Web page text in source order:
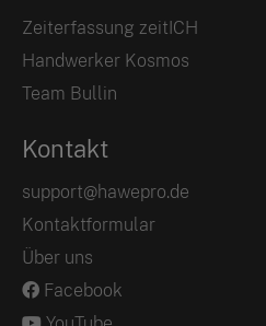
Zeiterfassung zeitICH
Handwerker Kosmos
Team Bullin
Kontakt
support@hawepro.de
Kontaktformular
Über uns
Facebook